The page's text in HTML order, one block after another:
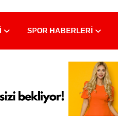
SPOR HABERLERI